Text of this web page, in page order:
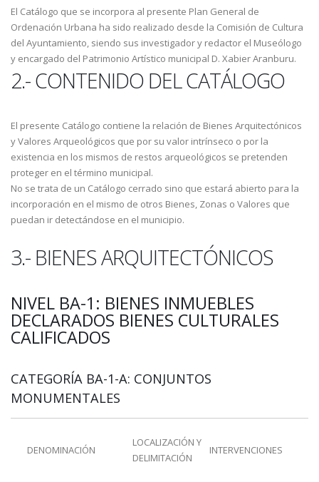
El Catálogo que se incorpora al presente Plan General de
Ordenación Urbana ha sido realizado desde la Comisión de Cultura
del Ayuntamiento, siendo sus investigador y redactor el Museólogo
y encargado del Patrimonio Artístico municipal D. Xabier Aranburu.
2.- CONTENIDO DEL CATÁLOGO
El presente Catálogo contiene la relación de Bienes Arquitectónicos
y Valores Arqueológicos que por su valor intrínseco o por la
existencia en los mismos de restos arqueológicos se pretenden
proteger en el término municipal.
No se trata de un Catálogo cerrado sino que estará abierto para la
incorporación en el mismo de otros Bienes, Zonas o Valores que
puedan ir detectándose en el municipio.
3.- BIENES ARQUITECTÓNICOS
NIVEL BA-1: BIENES INMUEBLES
DECLARADOS BIENES CULTURALES
CALIFICADOS
CATEGORÍA BA-1-A: CONJUNTOS
MONUMENTALES
DENOMINACIÓN
LOCALIZACIÓN Y
DELIMITACIÓN
INTERVENCIONES